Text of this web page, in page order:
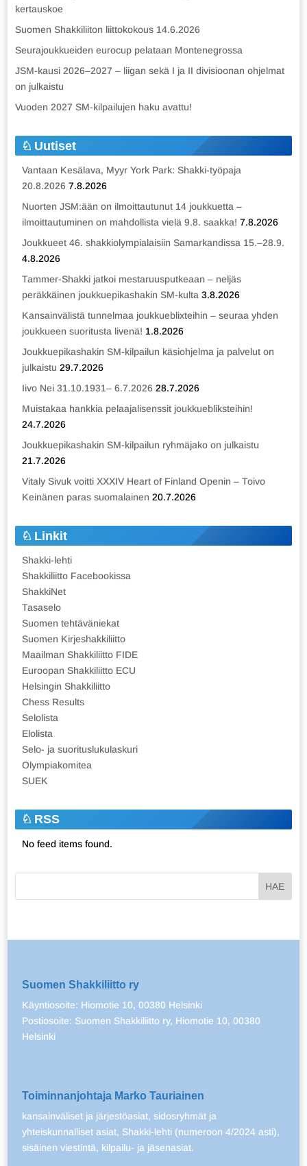
kertauskoe
Suomen Shakkiliiton liittokokous 14.6.2026
Seurajoukkueiden eurocup pelataan Montenegrossa
JSM-kausi 2026–2027 – liigan sekä I ja II divisioonan ohjelmat
on julkaistu
Vuoden 2027 SM-kilpailujen haku avattu!
Uutiset
Vantaan Kesälava, Myyr York Park: Shakki-työpaja
20.8.2026 7.8.2026
Nuorten JSM:ään on ilmoittautunut 14 joukkuetta –
ilmoittautuminen on mahdollista vielä 9.8. saakka! 7.8.2026
Joukkueet 46. shakkiolympialaisiin Samarkandissa 15.–28.9.
4.8.2026
Tammer-Shakki jatkoi mestaruusputkeaan – neljäs
peräkkäinen joukkuepikashakin SM-kulta 3.8.2026
Kansainvälistä tunnelmaa joukkueblixteihin – seuraa yhden
joukkueen suoritusta livenä! 1.8.2026
Joukkuepikashakin SM-kilpailun käsiohjelma ja palvelut on
julkaistu 29.7.2026
Iivo Nei 31.10.1931– 6.7.2026 28.7.2026
Muistakaa hankkia pelaajalisenssit joukkuebliksteihin!
24.7.2026
Joukkuepikashakin SM-kilpailun ryhmäjako on julkaistu
21.7.2026
Vitaly Sivuk voitti XXXIV Heart of Finland Openin – Toivo
Keinänen paras suomalainen 20.7.2026
Linkit
Shakki-lehti
Shakkiliitto Facebookissa
ShakkiNet
Tasaselo
Suomen tehtäväniekat
Suomen Kirjeshakkiliitto
Maailman Shakkiliitto FIDE
Euroopan Shakkiliitto ECU
Helsingin Shakkiliitto
Chess Results
Selolista
Elolista
Selo- ja suorituslukulaskuri
Olympiakomitea
SUEK
RSS
No feed items found.
Suomen Shakkiliitto ry
Käyntiosoite: Hiomotie 10, 00380 Helsinki
Postiosoite: Suomen Shakkiliitto ry, Hiomotie 10, 00380
Helsinki
Toiminnanjohtaja Marko Tauriainen
kansainväliset ja järjestöasiat, sidosryhmät ja
yhteiskunnalliset asiat, Shakki-lehti (numeroon 4/2024 asti),
sisäinen viestintä, kilpailu- ja jäsenasiat.